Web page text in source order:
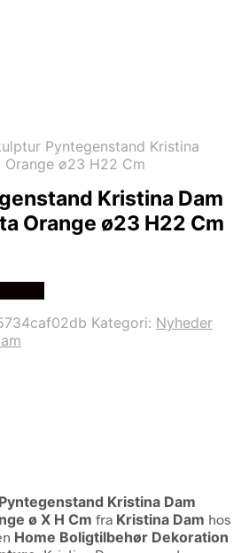
Pyntegenstand Kristina
ø23 H22 Cm
Kristina Dam
Orange ø23 H22 Cm
Kategori: Nyheder
Kristina Dam
ø X H Cm fra Kristina Dam hos
Home Boligtilbehør Dekoration